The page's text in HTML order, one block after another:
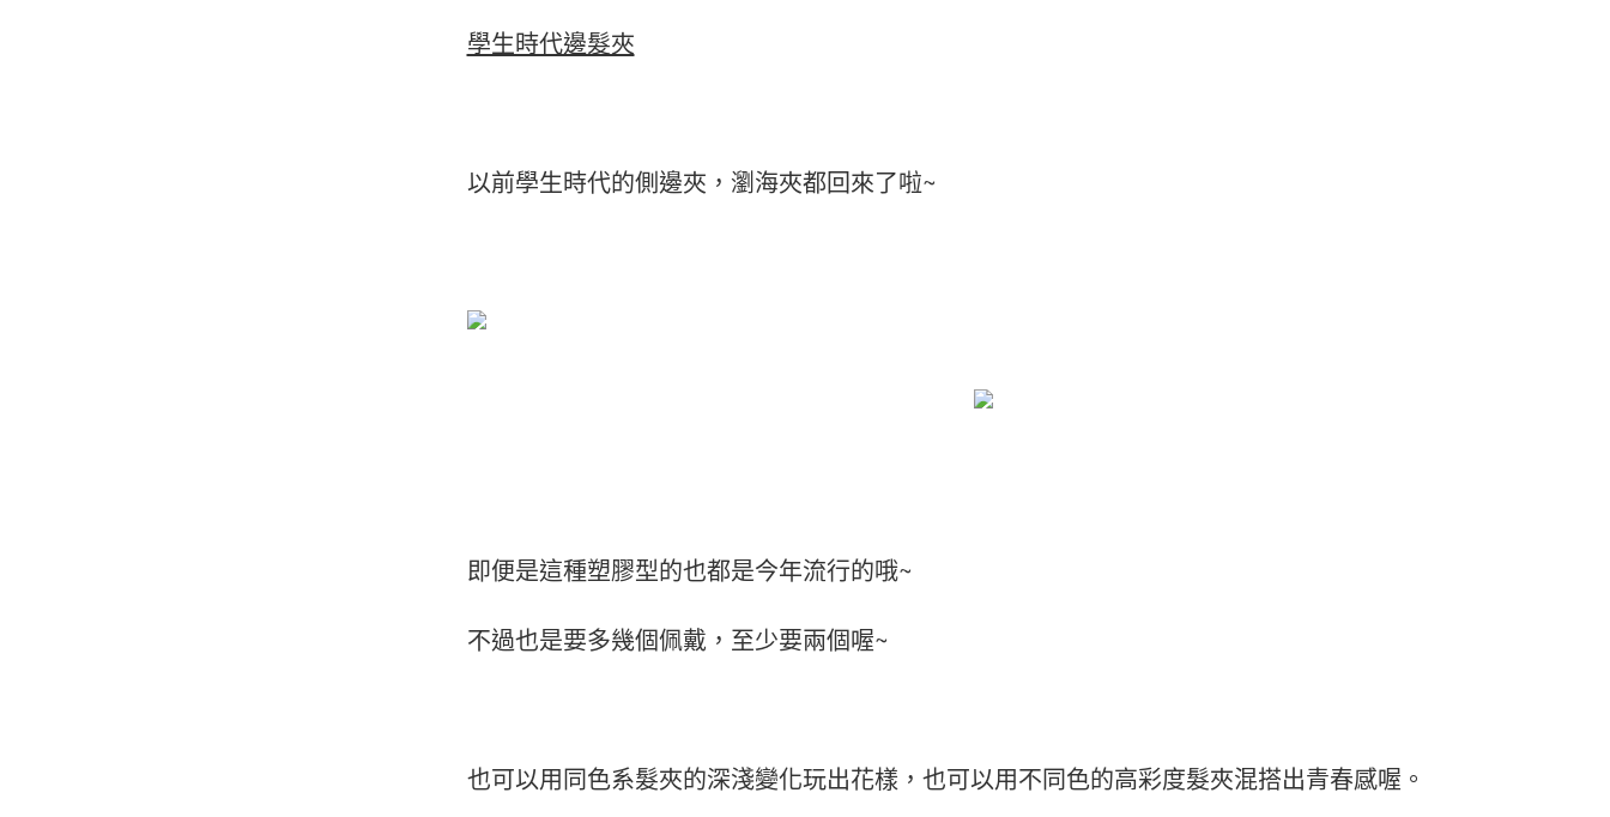
學生時代邊髮夾
以前學生時代的側邊夾，瀏海夾都回來了啦~
即便是這種塑膠型的也都是今年流行的哦~
不過也是要多幾個佩戴，至少要兩個喔~
也可以用同色系髮夾的深淺變化玩出花樣，也可以用不同色的高彩度髮夾混搭出青春感喔。